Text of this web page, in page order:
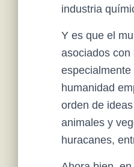
industria
Y es que el
asociados
humanidad
orden de
animales y
huracanes,